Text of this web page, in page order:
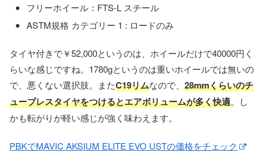
フリーホイール：FTS-L スチール
ASTM規格 カテゴリー 1 : ロードのみ
タイヤ付きで￥52,000というのは、ホイールだけで40000円く
らいな感じですね。1780gというのは重いホイールでは無いの
で、悪くない選択肢。またC19リムなので、 28mmくらいのチ
ューブレスタイヤをつけるとエアボリュームが多く快適。し
かも転がりが軽い感じが強く味わえます。
PBKでMAVIC AKSIUM ELITE EVO USTの価格をチェック